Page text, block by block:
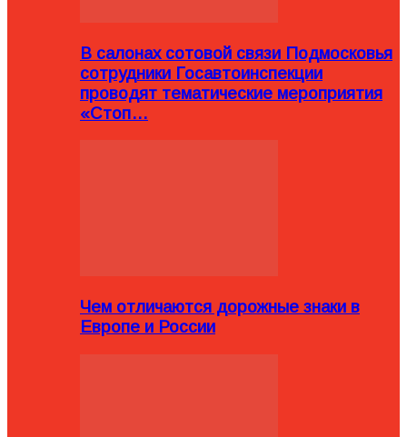
В салонах сотовой связи Подмосковья
сотрудники Госавтоинспекции
проводят тематические мероприятия
«Стоп…
Чем отличаются дорожные знаки в
Европе и России